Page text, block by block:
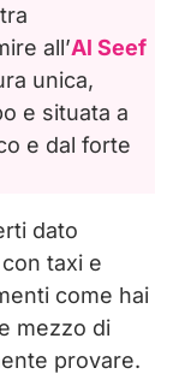
all’Al Seef
unica,
e situata a
e dal forte
dato
taxi e
come hai
mezzo di
provare.